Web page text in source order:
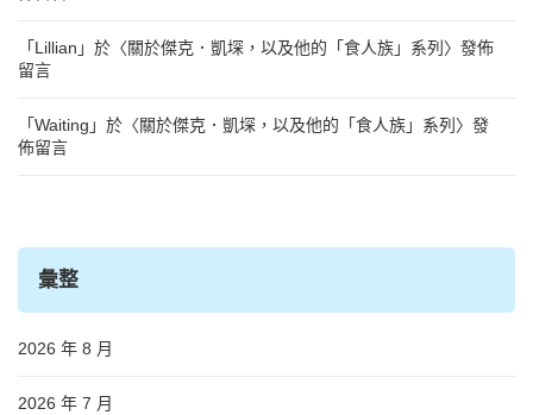
「 Lillian 」於〈關於傑克．凱堔，以及他的「食人族」系列 〉發佈
留言
「Waiting 」於〈關於傑克．凱堔，以及他的「食人族」系列 〉發
佈留言
彙整
2026 年 8 月
2026 年 7 月